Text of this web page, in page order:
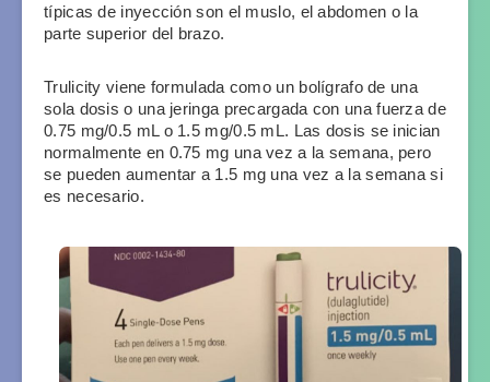
típicas de inyección son el muslo, el abdomen o la
parte superior del brazo.
Trulicity viene formulada como un bolígrafo de una
sola dosis o una jeringa precargada con una fuerza de
0.75 mg/0.5 mL o 1.5 mg/0.5 mL. Las dosis se inician
normalmente en 0.75 mg una vez a la semana, pero
se pueden aumentar a 1.5 mg una vez a la semana si
es necesario.